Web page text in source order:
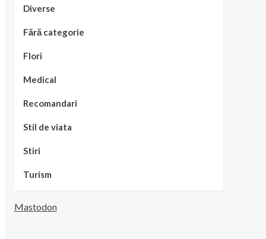
Diverse
Fără categorie
Flori
Medical
Recomandari
Stil de viata
Stiri
Turism
Mastodon